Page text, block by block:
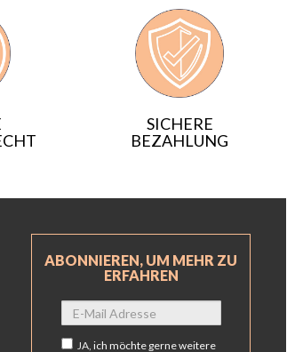
SICHERE
BEZAHLUNG
ABONNIEREN, UM MEHR ZU
ERFAHREN
JA,ich möchte gerne weitere